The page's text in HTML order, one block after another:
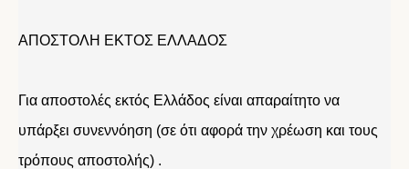
ΑΠΟΣΤΟΛΗ ΕΚΤΟΣ ΕΛΛΑΔΟΣ
Για αποστολές εκτός Ελλάδος είναι απαραίτητο να
υπάρξει συνεννόηση (σε ότι αφορά την χρέωση και τους
τρόπους αποστολής) .